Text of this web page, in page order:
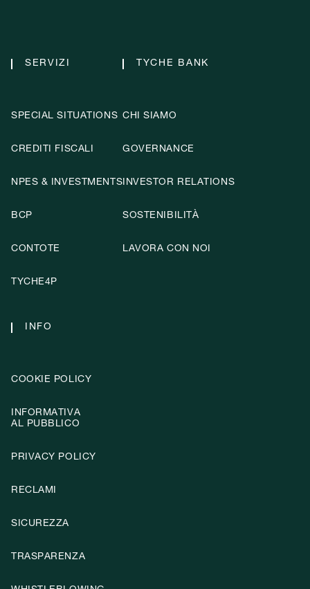
SERVIZI
SPECIAL SITUATIONS
CREDITI FISCALI
NPES & INVESTMENTS
BCP
CONTOTE
TYCHE4P
TYCHE BANK
CHI SIAMO
GOVERNANCE
INVESTOR RELATIONS
SOSTENIBILITÀ
LAVORA CON NOI
INFO
COOKIE POLICY
INFORMATIVA
AL PUBBLICO
PRIVACY POLICY
RECLAMI
SICUREZZA
TRASPARENZA